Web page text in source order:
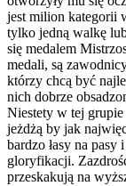
jest milion kategorii
tylko jedną walkę
się medalem
medali, są
którzy chcą być
nich dobrze
Niestety w tej grupie
jeżdżą by jak
bardzo łasy na
gloryfikacji.
przeskakują na